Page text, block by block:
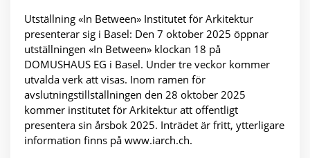
Utställning «In Between» Institutet för Arkitektur
presenterar sig i Basel: Den 7 oktober 2025 öppnar
utställningen «In Between» klockan 18 på
DOMUSHAUS EG i Basel. Under tre veckor kommer
utvalda verk att visas. Inom ramen för
avslutningstillställningen den 28 oktober 2025
kommer institutet för Arkitektur att offentligt
presentera sin årsbok 2025. Inträdet är fritt, ytterligare
information finns på www.iarch.ch.